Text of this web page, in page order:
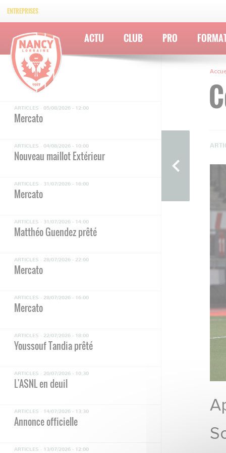
ENTREPRISES
ACTU CLUB PRO
ARTICLES · 05/08/2026 - 12:00
Mercato
ARTICLES · 04/08/2026 - 10:00
Nouveau maillot Extérieur
ARTICLES · 31/07/2026 - 16:00
Mercato
ARTICLES · 31/07/2026 - 14:00
Matthéo Guendez prêté
ARTICLES · 28/07/2026 - 22:00
Mercato
ARTICLES · 28/07/2026 - 16:00
Mercato
ARTICLES · 22/07/2026 - 18:00
Youssouf Tandia prêté
ARTICLES · 20/07/2026 - 10:30
L'ASNL en deuil
ARTICLES · 14/07/2026 - 13:30
Annonce officielle
ARTICLES · 13/07/2026 - 12:00